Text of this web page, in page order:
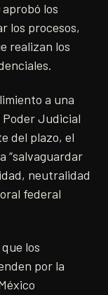
los
los procesos,
realizan los
a una
Judicial
del plazo, el
“salvaguardar
neutralidad
federal
los
por la